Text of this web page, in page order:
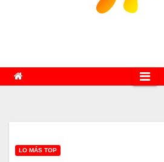
LO MÁS TOP